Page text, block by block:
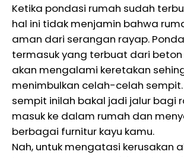
Ketika pondasi rumah sudah
hal ini tidak menjamin bahwa
aman dari serangan rayap.
termasuk yang terbuat dari
akan mengalami keretakan
menimbulkan celah-celah
sempit inilah bakal jadi jalur bagi
masuk ke dalam rumah dan
berbagai furnitur kayu kamu.
Nah, untuk mengatasi kerusakan